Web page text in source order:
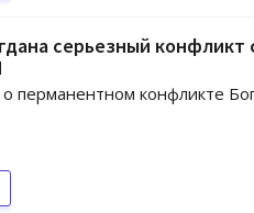
серьезный конфликт
конфликте